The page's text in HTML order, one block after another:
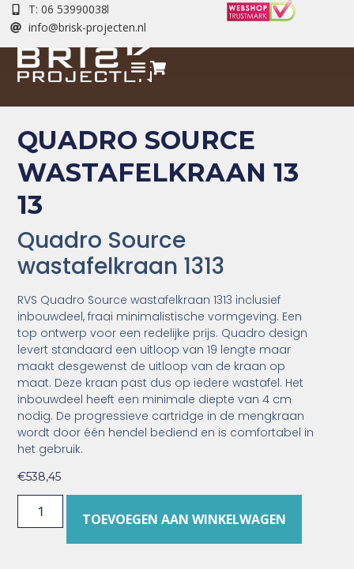
T: 06 53990038
info@brisk-projecten.nl
QUADRO SOURCE
WASTAFELKRAAN 13
13
Quadro Source
wastafelkraan 1313
RVS Quadro Source wastafelkraan 1313 inclusief
inbouwdeel, fraai minimalistische vormgeving. Een
top ontwerp voor een redelijke prijs. Quadro design
levert standaard een uitloop van 19 lengte maar
maakt desgewenst de uitloop van de kraan op
maat. Deze kraan past dus op iedere wastafel. Het
inbouwdeel heeft een minimale diepte van 4 cm
nodig. De progressieve cartridge in de mengkraan
wordt door één hendel bediend en is comfortabel in
het gebruik.
€538,45
TOEVOEGEN AAN WINKELWAGEN